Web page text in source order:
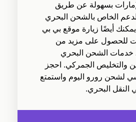
بسهولة عن طريق
الخاص بالشحن البحري
أيضًا زيارة موقع بي بي
للحصول على مزيد من
خدمات الشحن البحري
والتخليص الجمركي. احجز
لشحن رورو اليوم واستمتع
النقل البحري.